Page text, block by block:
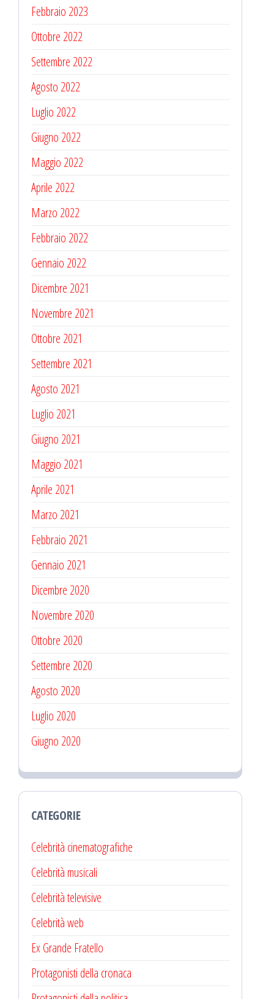
Febbraio 2023
Ottobre 2022
Settembre 2022
Agosto 2022
Luglio 2022
Giugno 2022
Maggio 2022
Aprile 2022
Marzo 2022
Febbraio 2022
Gennaio 2022
Dicembre 2021
Novembre 2021
Ottobre 2021
Settembre 2021
Agosto 2021
Luglio 2021
Giugno 2021
Maggio 2021
Aprile 2021
Marzo 2021
Febbraio 2021
Gennaio 2021
Dicembre 2020
Novembre 2020
Ottobre 2020
Settembre 2020
Agosto 2020
Luglio 2020
Giugno 2020
CATEGORIE
Celebrità cinematografiche
Celebrità musicali
Celebrità televisive
Celebrità web
Ex Grande Fratello
Protagonisti della cronaca